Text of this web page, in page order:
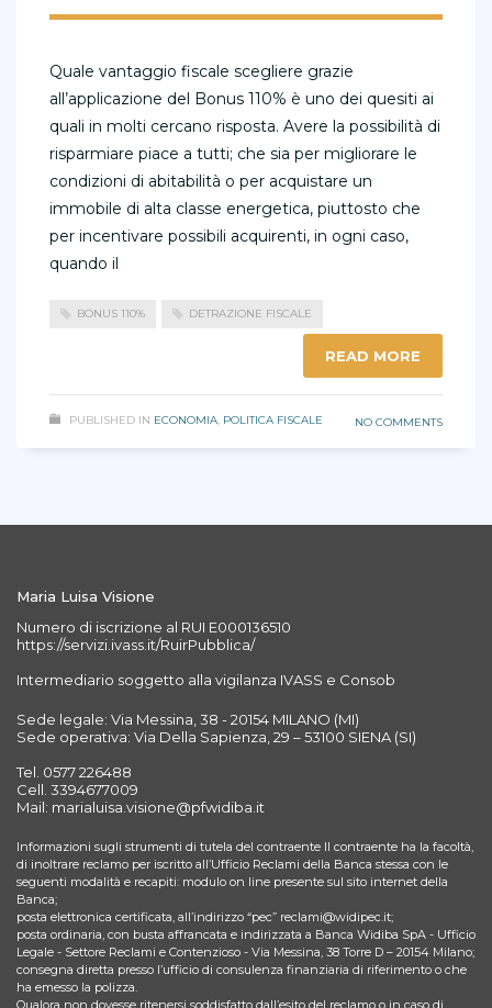
Quale vantaggio fiscale scegliere grazie
all’applicazione del Bonus 110% è uno dei quesiti ai
quali in molti cercano risposta. Avere la possibilità di
risparmiare piace a tutti; che sia per migliorare le
condizioni di abitabilità o per acquistare un
immobile di alta classe energetica, piuttosto che
per incentivare possibili acquirenti, in ogni caso,
quando il
BONUS 110% DETRAZIONE FISCALE
READ MORE
PUBLISHED IN ECONOMIA, POLITICA FISCALE NO COMMENTS
Maria Luisa Visione
Numero di iscrizione al RUI E000136510
https://servizi.ivass.it/RuirPubblica/
Intermediario soggetto alla vigilanza IVASS e Consob
Sede legale: Via Messina, 38 - 20154 MILANO (MI)
Sede operativa: Via Della Sapienza, 29 – 53100 SIENA (SI)
Tel. 0577 226488
Cell. 3394677009
Mail: marialuisa.visione@pfwidiba.it
Informazioni sugli strumenti di tutela del contraente Il contraente ha la facoltà,
di inoltrare reclamo per iscritto all’Ufficio Reclami della Banca stessa con le
seguenti modalità e recapiti: modulo on line presente sul sito internet della
Banca;
posta elettronica certificata, all’indirizzo “pec” reclami@widipec.it;
posta ordinaria, con busta affrancata e indirizzata a Banca Widiba SpA - Ufficio
Legale - Settore Reclami e Contenzioso - Via Messina, 38 Torre D – 20154 Milano;
consegna diretta presso l’ufficio di consulenza finanziaria di riferimento o che
ha emesso la polizza.
Qualora non dovesse ritenersi soddisfatto dall’esito del reclamo o in caso di